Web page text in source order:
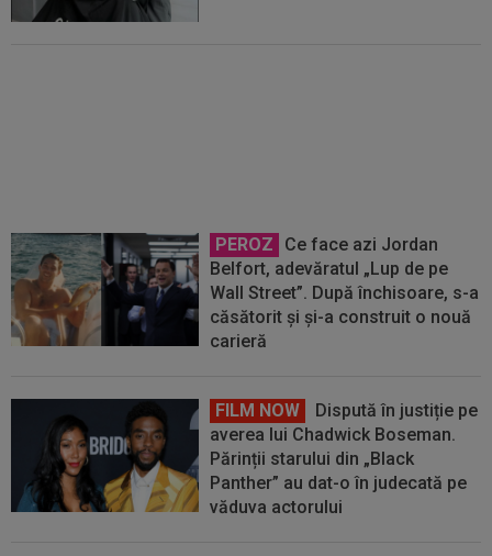
PEROZ
Ce face azi Jordan
Belfort, adevăratul „Lup de pe
Wall Street”. După închisoare, s-a
căsătorit și și-a construit o nouă
carieră
FILM NOW
Dispută în justiție pe
averea lui Chadwick Boseman.
Părinții starului din „Black
Panther” au dat-o în judecată pe
văduva actorului